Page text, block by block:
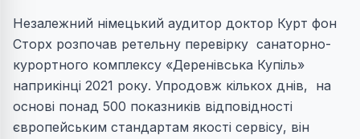
Незалежний німецький аудитор доктор Курт фон
Сторх розпочав ретельну перевірку санаторно-
курортного комплексу «Деренівська Купіль»
наприкінці 2021 року. Упродовж кількох днів, на
основі понад 500 показників відповідності
європейським стандартам якості сервісу, він